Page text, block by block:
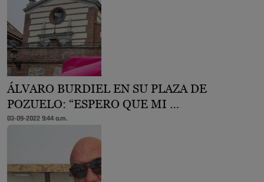
ÁLVARO BURDIEL EN SU PLAZA DE
POZUELO: “ESPERO QUE MI …
03-09-2022 9:44 a.m.